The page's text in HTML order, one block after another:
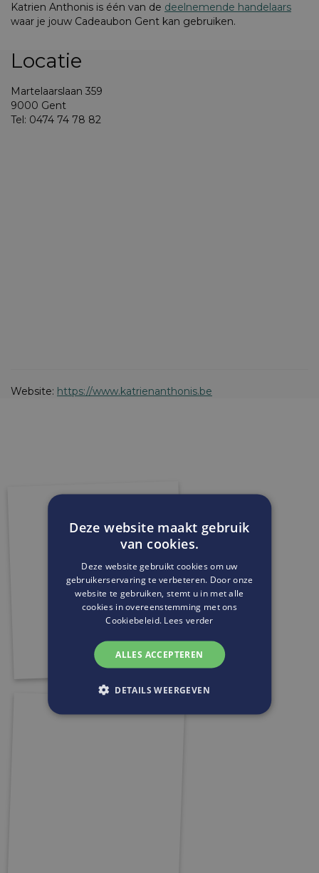
Katrien Anthonis is één van de deelnemende handelaars
waar je jouw Cadeaubon Gent kan gebruiken.
Locatie
Martelaarslaan 359
9000 Gent
Tel: 0474 74 78 82
Website: https://www.katrienanthonis.be
Deze website maakt gebruik
van cookies.
Deze website gebruikt cookies om uw
gebruikerservaring te verbeteren. Door onze
website te gebruiken, stemt u in met alle
cookies in overeenstemming met ons
Cookiebeleid. Lees verder
ALLES ACCEPTEREN
DETAILS WEERGEVEN